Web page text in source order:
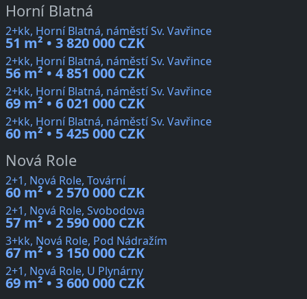
Horní Blatná
2+kk, Horní Blatná, náměstí Sv. Vavřince
51 m² • 3 820 000 CZK
2+kk, Horní Blatná, náměstí Sv. Vavřince
56 m² • 4 851 000 CZK
2+kk, Horní Blatná, náměstí Sv. Vavřince
69 m² • 6 021 000 CZK
2+kk, Horní Blatná, náměstí Sv. Vavřince
60 m² • 5 425 000 CZK
Nová Role
2+1, Nová Role, Tovární
60 m² • 2 570 000 CZK
2+1, Nová Role, Svobodova
57 m² • 2 590 000 CZK
3+kk, Nová Role, Pod Nádražím
67 m² • 3 150 000 CZK
2+1, Nová Role, U Plynárny
69 m² • 3 600 000 CZK